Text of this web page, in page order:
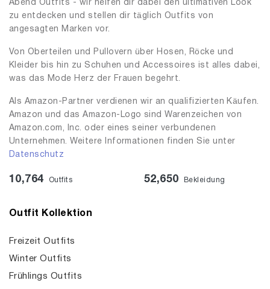
Abend Outfits - wir helfen dir dabei den ultimativen Look
zu entdecken und stellen dir täglich Outfits von
angesagten Marken vor.
Von Oberteilen und Pullovern über Hosen, Röcke und
Kleider bis hin zu Schuhen und Accessoires ist alles dabei,
was das Mode Herz der Frauen begehrt.
Als Amazon-Partner verdienen wir an qualifizierten Käufen.
Amazon und das Amazon-Logo sind Warenzeichen von
Amazon.com, Inc. oder eines seiner verbundenen
Unternehmen. Weitere Informationen finden Sie unter
Datenschutz
10,764 Outfits 52,650 Bekleidung
Outfit Kollektion
Freizeit Outfits
Winter Outfits
Frühlings Outfits